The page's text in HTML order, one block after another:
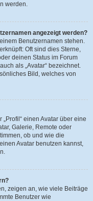
werden.
angezeigt werden?
Benutzernamen stehen.
Oft sind dies Sterne,
deinen Status im Forum
als „Avatar“ bezeichnet.
Bild, welches von
einen Avatar über eine
Galerie, Remote oder
ob und wie die
Avatar benutzen kannst,
zeigen an, wie viele Beiträge
Benutzer wie